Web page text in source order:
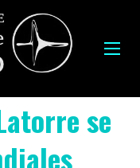
se